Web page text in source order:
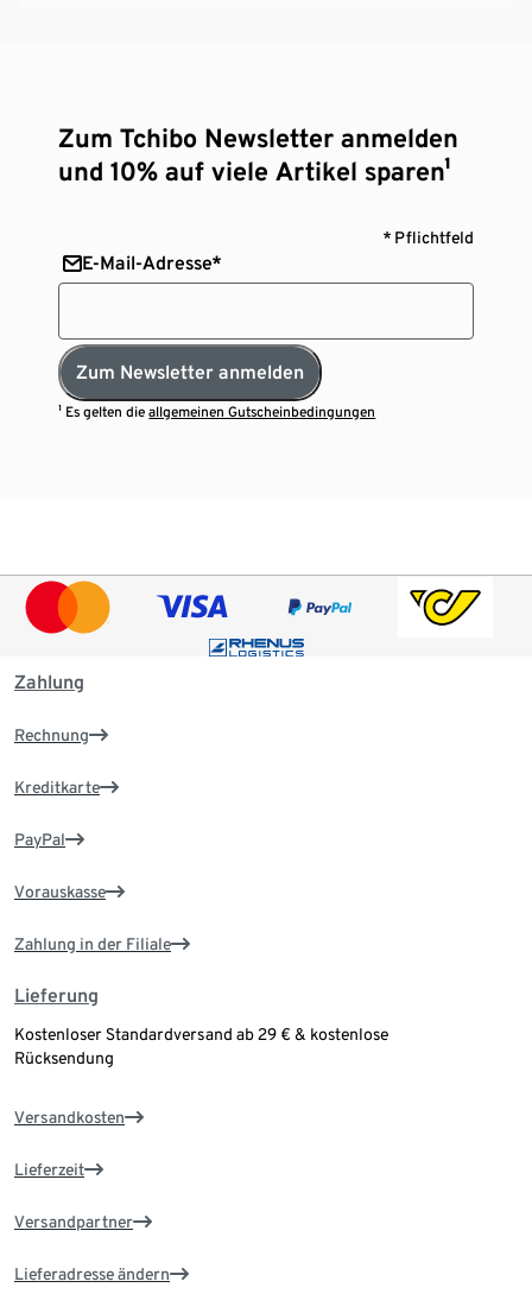
Zum Tchibo Newsletter anmelden
und 10% auf viele Artikel sparen¹
* Pflichtfeld
E-Mail-Adresse*
Zum Newsletter anmelden
¹ Es gelten dieallgemeinen Gutscheinbedingungen
Zahlung
Rechnung
Kreditkarte
PayPal
Vorauskasse
Zahlung in der Filiale
Lieferung
Kostenloser Standardversand ab 29 € & kostenlose
Rücksendung
Versandkosten
Lieferzeit
Versandpartner
Lieferadresse ändern